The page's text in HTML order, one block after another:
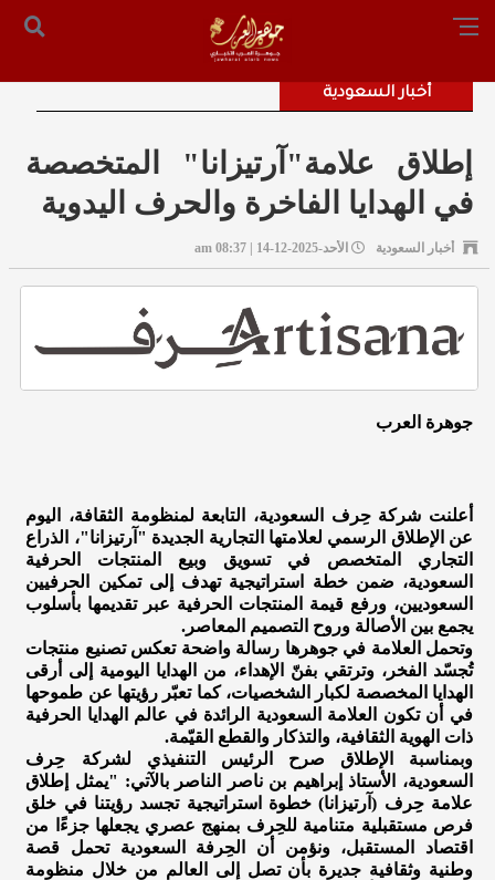
الرئيسية
التحرير: المستشار محمد صالح الملكاوي [ 00962795755033 ]
أخبار السعودية
إطلاق علامة"آرتيزانا" المتخصصة
في الهدايا الفاخرة والحرف اليدوية
أخبار السعودية الأحد-2025-12-14 | 08:37 am
جوهرة العرب
أعلنت شركة حِرف السعودية، التابعة لمنظومة الثقافة، اليوم
عن الإطلاق الرسمي لعلامتها التجارية الجديدة "آرتيزانا"، الذراع
التجاري المتخصص في تسويق وبيع المنتجات الحرفية
السعودية، ضمن خطة استراتيجية تهدف إلى تمكين الحرفيين
السعوديين، ورفع قيمة المنتجات الحرفية عبر تقديمها بأسلوب
يجمع بين الأصالة وروح التصميم المعاصر.​
وتحمل العلامة في جوهرها رسالة واضحة تعكس تصنيع منتجات
تُجسّد الفخر، وترتقي بفنّ الإهداء، من الهدايا اليومية إلى أرقى
الهدايا المخصصة لكبار الشخصيات، كما تعبّر رؤيتها عن طموحها
في أن تكون العلامة السعودية الرائدة في عالم الهدايا الحرفية
ذات الهوية الثقافية، والتذكار والقطع القيّمة.​
وبمناسبة الإطلاق صرح الرئيس التنفيذي لشركة حِرف
السعودية، الأستاذ إبراهيم بن ناصر الناصر بالآتي: "يمثل إطلاق
علامة حِرف (آرتيزانا) خطوة استراتيجية تجسد رؤيتنا في خلق
فرص مستقبلية متنامية للحِرف بمنهج عصري يجعلها جزءًا من
اقتصاد المستقبل، ونؤمن أن الحِرفة السعودية تحمل قصة
وطنية وثقافية جديرة بأن تصل إلى العالم من خلال منظومة